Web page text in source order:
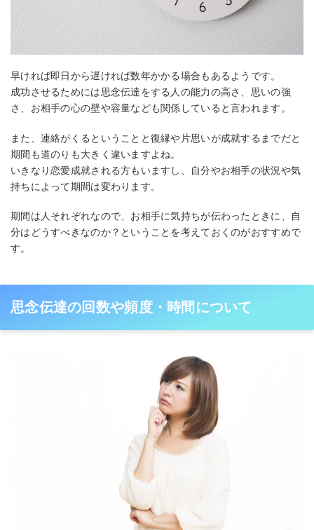
早ければ即日から遅ければ数年かかる場合もあるようです。
成功させるためには思念伝達をする人の能力の高さ、思いの強
さ、お相手の心の壁や容量なども関係していると言われます。
また、連絡がくるということと復縁や片思いが成就するまでだと
期間も道のりも大きく違いますよね。
いきなり恋愛成就される方もいますし、自分やお相手の状況や気
持ちによって期間は変わります。
期間は人それぞれなので、お相手に気持ちが伝わったときに、自
分はどうすべきなのか？ということを考えておくのがおすすめで
す。
思念伝達の回数や頻度・時間について